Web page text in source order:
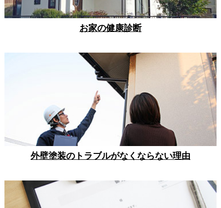
お家の健康診断
外壁塗装のトラブルがなくならない理由